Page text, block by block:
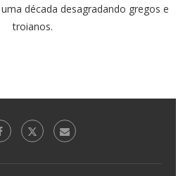
década desagradando gregos e
troianos.